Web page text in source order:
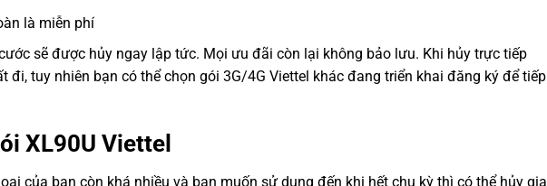
là miễn phí
sẽ được hủy ngay lập tức. Mọi ưu đãi còn lại không bảo lưu. Khi hủy trực tiếp
đi, tuy nhiên bạn có thể chọn gói 3G/4G Viettel khác đang triển khai đăng ký để tiếp
XL90U Viettel
của bạn còn khá nhiều và bạn muốn sử dụng đến khi hết chu kỳ thì có thể hủy gia